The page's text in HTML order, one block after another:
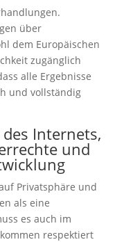
über
dem Europäischen
zugänglich
alle Ergebnisse
und vollständig
Internets,
und
Privatsphäre und
als eine
es auch im
respektiert